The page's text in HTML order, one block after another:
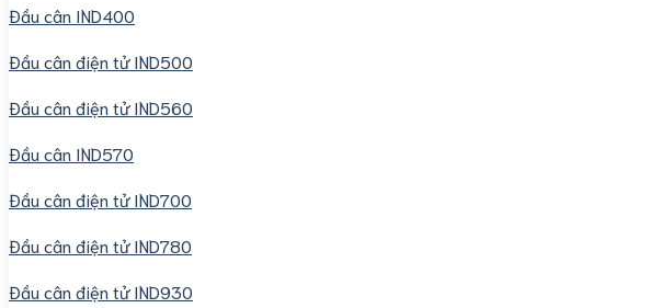
Đầu cân IND400
Đầu cân điện tử IND500
Đầu cân điện tử IND560
Đầu cân IND570
Đầu cân điện tử IND700
Đầu cân điện tử IND780
Đầu cân điện tử IND930